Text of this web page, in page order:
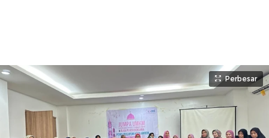
Perbesar